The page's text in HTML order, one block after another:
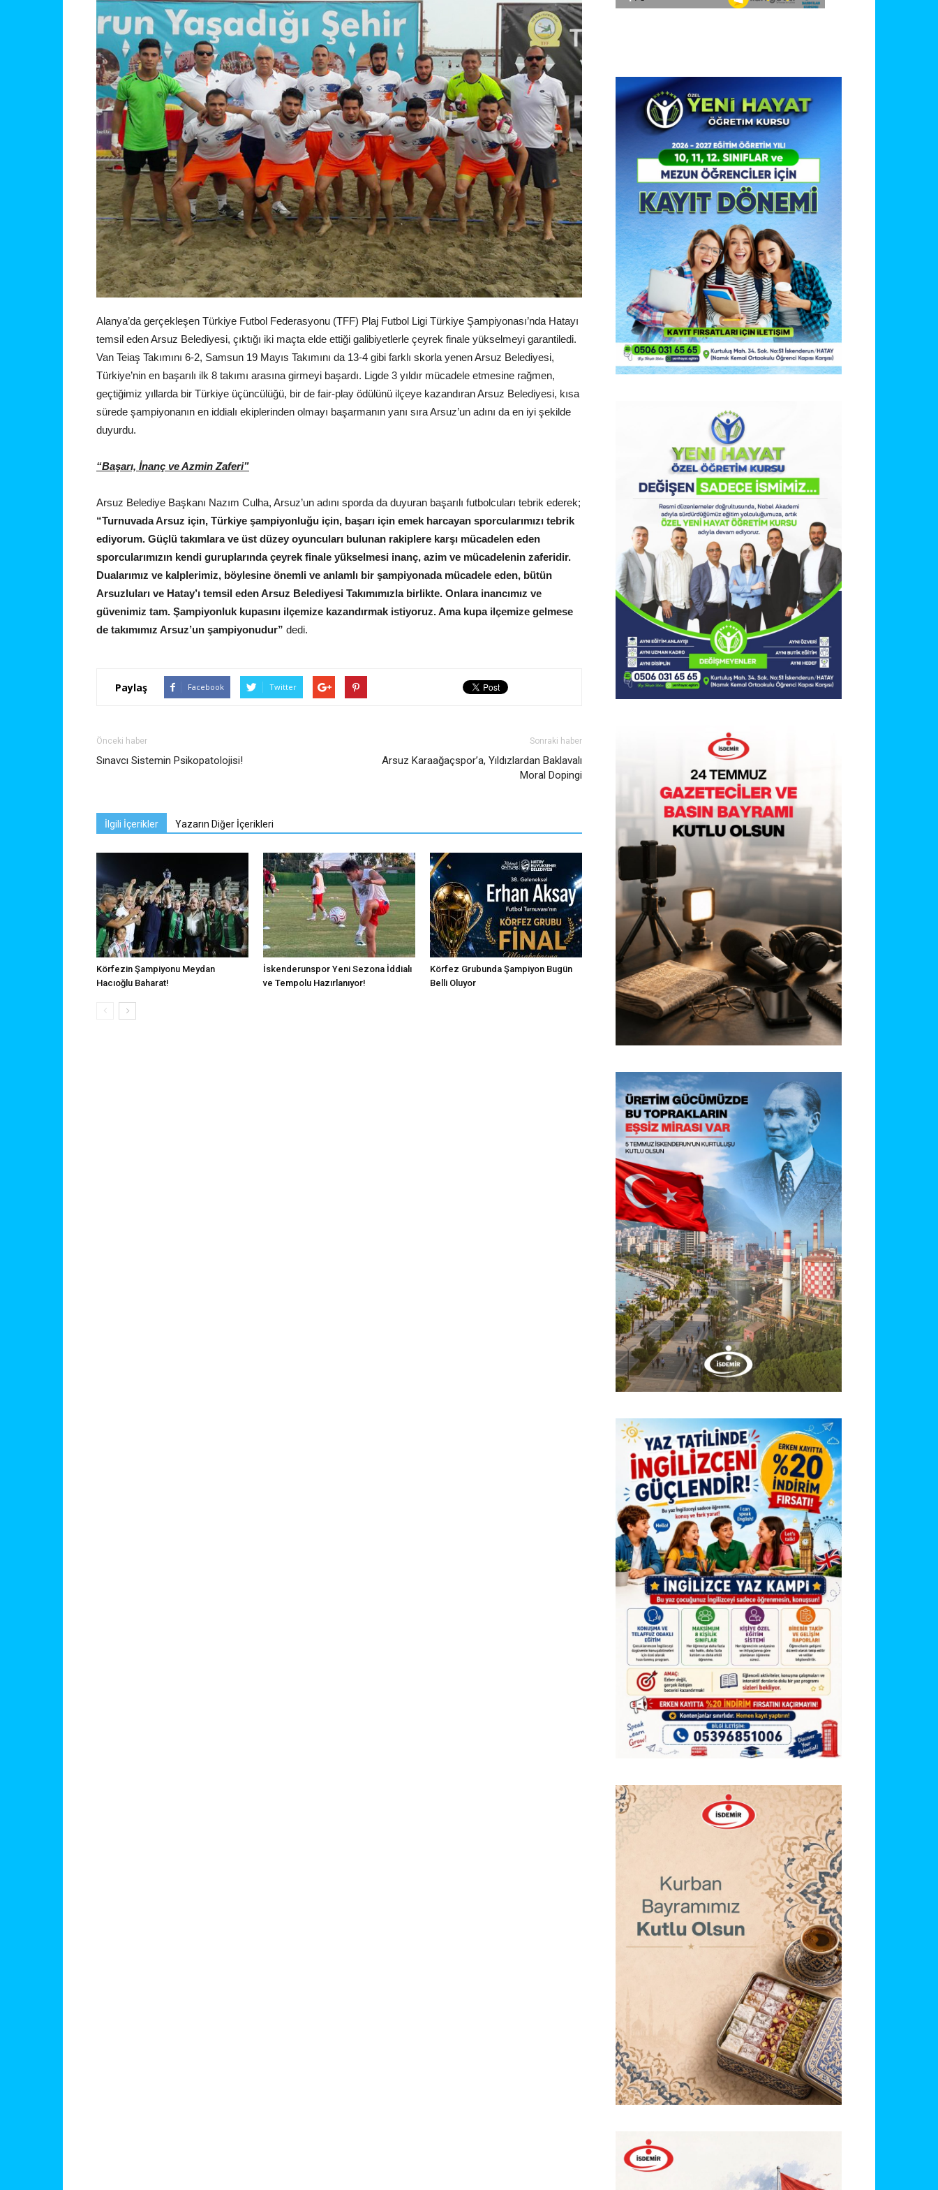
Alanya’da gerçekleşen Türkiye Futbol Federasyonu (TFF) Plaj Futbol Ligi Türkiye Şampiyonası’nda Hatayı
temsil eden Arsuz Belediyesi, çıktığı iki maçta elde ettiği galibiyetlerle çeyrek finale yükselmeyi garantiledi.
Van Teiaş Takımını 6-2, Samsun 19 Mayıs Takımını da 13-4 gibi farklı skorla yenen Arsuz Belediyesi,
Türkiye’nin en başarılı ilk 8 takımı arasına girmeyi başardı. Ligde 3 yıldır mücadele etmesine rağmen,
geçtiğimiz yıllarda bir Türkiye üçüncülüğü, bir de fair-play ödülünü ilçeye kazandıran Arsuz Belediyesi, kısa
sürede şampiyonanın en iddialı ekiplerinden olmayı başarmanın yanı sıra Arsuz’un adını da en iyi şekilde
duyurdu.
“Başarı, İnanç ve Azmin Zaferi”
Arsuz Belediye Başkanı Nazım Culha, Arsuz’un adını sporda da duyuran başarılı futbolcuları tebrik ederek;
“Turnuvada Arsuz için, Türkiye şampiyonluğu için, başarı için emek harcayan sporcularımızı tebrik
ediyorum. Güçlü takımlara ve üst düzey oyuncuları bulunan rakiplere karşı mücadelen eden
sporcularımızın kendi guruplarında çeyrek finale yükselmesi inanç, azim ve mücadelenin zaferidir.
Dualarımız ve kalplerimiz, böylesine önemli ve anlamlı bir şampiyonada mücadele eden, bütün
Arsuzluları ve Hatay’ı temsil eden Arsuz Belediyesi Takımımızla birlikte. Onlara inancımız ve
güvenimiz tam. Şampiyonluk kupasını ilçemize kazandırmak istiyoruz. Ama kupa ilçemize gelmese
de takımımız Arsuz’un şampiyonudur” dedi.
Paylaş Facebook Twitter
Önceki haber
Sınavcı Sistemin Psikopatolojisi!
Sonraki haber
Arsuz Karaağaçspor’a, Yıldızlardan Baklavalı
Moral Dopingi
İlgili İçerikler Yazarın Diğer İçerikleri
Körfezin Şampiyonu Meydan
Hacıoğlu Baharat!
İskenderunspor Yeni Sezona İddialı
ve Tempolu Hazırlanıyor!
Körfez Grubunda Şampiyon Bugün
Belli Oluyor